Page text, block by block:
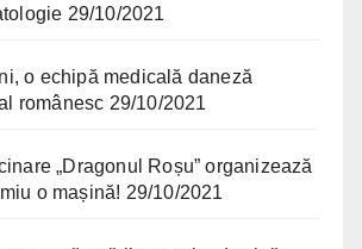
29/10/2021
o echipă medicală daneză
românesc 29/10/2021
„Dragonul Roșu” organizează
o mașină! 29/10/2021